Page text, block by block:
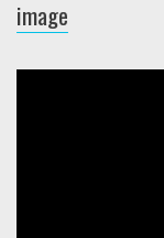
image